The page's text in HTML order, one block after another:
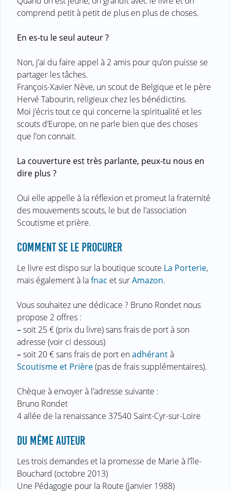
comprend petit à petit de plus en plus de choses.
En es-tu le seul auteur ?
Non, j’ai du faire appel à 2 amis pour qu’on puisse se
partager les tâches.
François-Xavier Nève, un scout de Belgique et le père
Hervé Tabourin, religieux chez les bénédictins.
Moi j’écris tout ce qui concerne la spiritualité et les
scouts d’Europe, on ne parle bien que des choses
que l’on connait.
La couverture est très parlante, peux-tu nous en
dire plus ?
Oui elle appelle à la réflexion et promeut la fraternité
des mouvements scouts, le but de l’association
Scoutisme et prière.
COMMENT SE LE PROCURER
Le livre est dispo sur la boutique scoute La Porterie,
mais également à lafnac et surAmazon.
Vous souhaitez une dédicace ? Bruno Rondet nous
propose 2 offres :
–soit 25 € (prix du livre) sans frais de port à son
adresse (voir ci dessous)
–soit 20 € sans frais de port enadhérantà
Scoutisme et Prière(pas de frais supplémentaires).
Chèque à envoyer à l’adresse suivante :
Bruno Rondet
4 allée de la renaissance 37540 Saint-Cyr-sur-Loire
DU MÊME AUTEUR
Les trois demandes et la promesse de Marie à l’île-
Bouchard (octobre 2013)
Une Pédagogie pour la Route (janvier 1988)